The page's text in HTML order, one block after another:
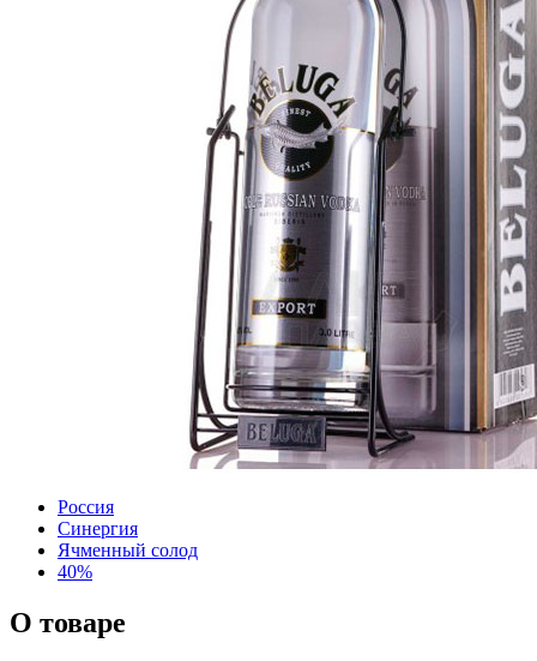
Россия
Синергия
Ячменный солод
40%
О товаре